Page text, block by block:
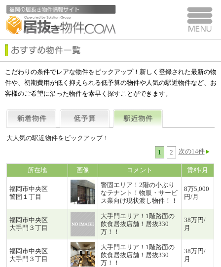
こだわりの条件でレアな物件をピックアップ！新しく登録された最新の物
件や、初期費用が低く抑えられる低予算の物件や人気の駅近物件など、お
客様のご希望に沿った物件を素早く探すことができます。
大人気の駅近物件をピックアップ！
1
2 次の14件
所在地 画像 コメント 賃料/月
福岡市中央区
警固１丁目
警固エリア！2階の小ぶり
なテナント！物販・サービ
ス業向け現状渡し物件！！
8万5,000
円/月
福岡市中央区
大手門３丁目
大手門エリア！1階路面の
飲食居抜店舗！居抜330
万！！
38万円/
月
福岡市中央区
大手門３丁目
大手門エリア！1階路面の
飲食居抜店舗！居抜330
万！！
38万円/
月